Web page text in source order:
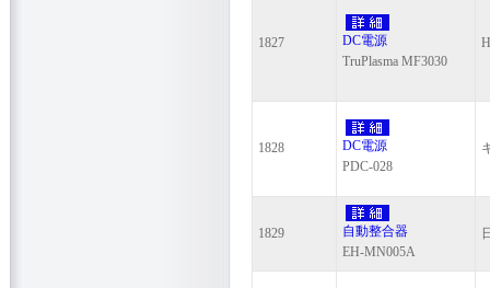
1827
DC電源
TruPlasma MF3030
1828
DC電源
PDC-028
1829
自動整合器
EH-MN005A